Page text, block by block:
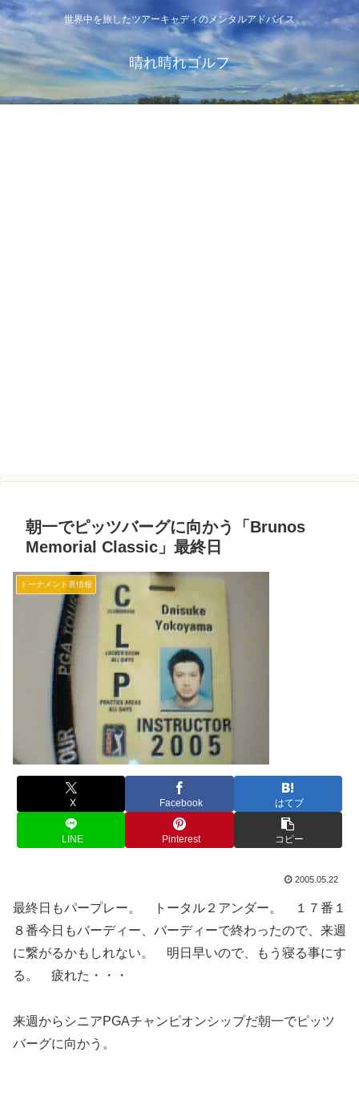
世界中を旅したツアーキャディのメンタルアドバイス
晴れ晴れゴルフ
朝一でピッツバーグに向かう「Brunos
Memorial Classic」最終日
トーナメント裏情報
X Facebook はてブ
LINE Pinterest コピー
2005.05.22
最終日もパープレー。 トータル２アンダー。 １７番１
８番今日もバーディー、バーディーで終わったので、来週
に繋がるかもしれない。 明日早いので、もう寝る事にす
る。 疲れた・・・
来週からシニアPGAチャンピオンシップだ朝一でピッツ
バーグに向かう。